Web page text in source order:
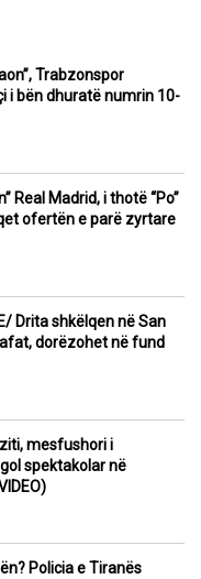
Trabzonspor
i bën dhuratë numrin 10-
Real Madrid, i thotë “Po”
ofertën e parë zyrtare
Drita shkëlqen në San
dorëzohet në fund
mesfushori i
spektakolar në
Policia e Tiranës